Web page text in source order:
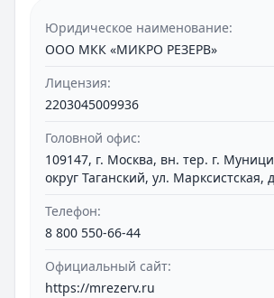
Компания принимала различных
Даже те, у кого были сложности с
рассмотрение заявки.
особенностями:
Оперативное рассмотрение
Минимум требуемых
Выдача средств в день
Индивидуальный подход к
возврата
Юридическое наименование:
ООО МКК «МИКРО РЕЗЕРВ»
Лицензия:
2203045009936
Головной офис:
109147, г. Москва, вн. тер. г.
округ Таганский, ул. Марксистская,
Телефон:
8 800 550-66-44
Официальный сайт:
https://mrezerv.ru